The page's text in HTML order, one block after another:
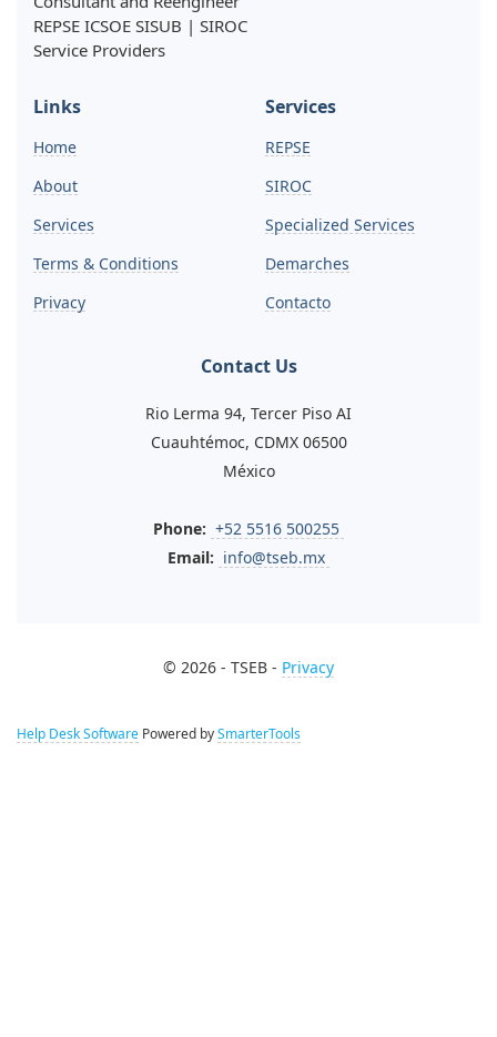
REPSE ICSOE SISUB | SIROC
Service Providers
Links
Home
About
Services
Terms & Conditions
Privacy
Services
REPSE
SIROC
Specialized Services
Demarches
Contacto
Contact Us
Rio Lerma 94, Tercer Piso AI
Cuauhtémoc, CDMX 06500
México
Phone: +52 5516 500255
Email:
info@tseb.mx
© 2026 - TSEB - Privacy
Help Desk Software Powered by SmarterTools